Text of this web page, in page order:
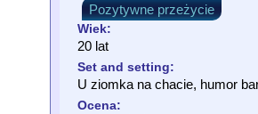
Pozytywne przeżycie
Wiek:
20 lat
Set and setting:
U ziomka na chacie, humor
Ocena: